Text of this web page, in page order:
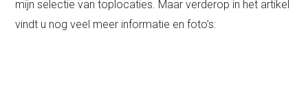
mijn selectie van toplocaties. Maar verderop in het artikel
vindt u nog veel meer informatie en foto’s: